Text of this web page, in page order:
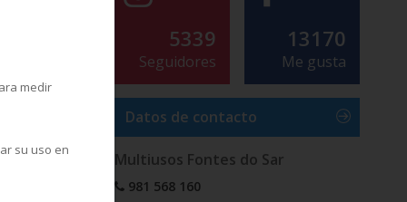
5339
Seguidores
13170
Me gusta
Datos de contacto
Multiusos Fontes do Sar
981 568 160
medir
su uso en